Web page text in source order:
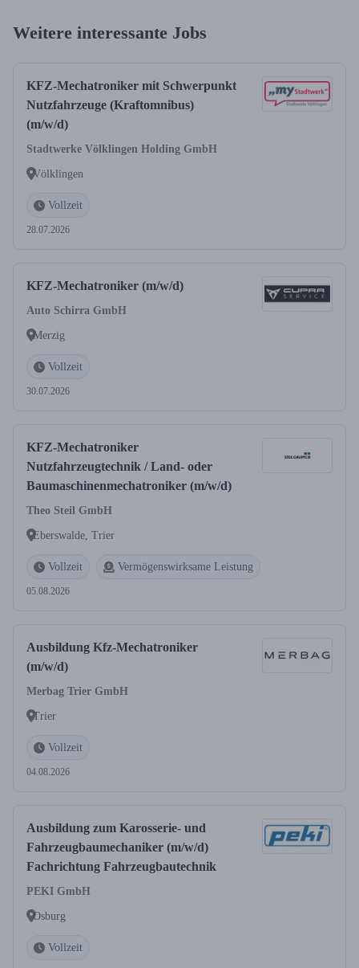
Weitere interessante Jobs
KFZ-Mechatroniker mit Schwerpunkt
Nutzfahrzeuge (Kraftomnibus)
(m/w/d)
Stadtwerke Völklingen Holding GmbH
Völklingen
Vollzeit
28.07.2026
KFZ-Mechatroniker (m/w/d)
Auto Schirra GmbH
Merzig
Vollzeit
30.07.2026
KFZ-Mechatroniker
Nutzfahrzeugtechnik / Land- oder
Baumaschinenmechatroniker (m/w/d)
Theo Steil GmbH
Eberswalde, Trier
Vollzeit Vermögenswirksame Leistung
05.08.2026
Ausbildung Kfz-Mechatroniker
(m/w/d)
Merbag Trier GmbH
Trier
Vollzeit
04.08.2026
Ausbildung zum Karosserie- und
Fahrzeugbaumechaniker (m/w/d)
Fachrichtung Fahrzeugbautechnik
PEKI GmbH
Osburg
Vollzeit